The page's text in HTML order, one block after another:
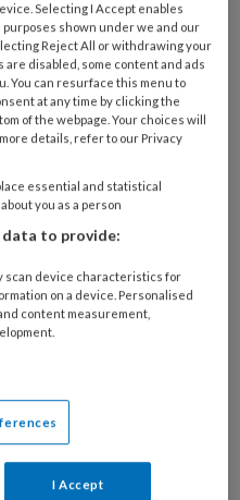
lezen?
aan en lees 2
per maand
Log dan in
Selecting I Accept enables
shown under we and our
Reject All or withdrawing your
disabled, some content and ads
You can resurface this menu to
at any time by clicking the
of the webpage. Your choices will
details, refer to our Privacy
essential and statistical
you as a person
data to provide:
scan device characteristics for
on a device. Personalised
content measurement,
I Accept